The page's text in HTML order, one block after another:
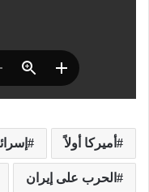
أميركا أولاً
الحرب على إيران